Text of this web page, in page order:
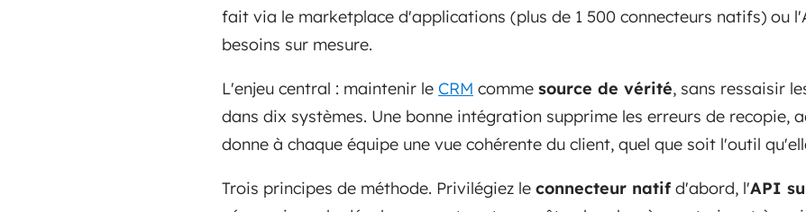
fait via le marketplace d'applications (plus de 1 500 connecteurs natifs) ou
besoins sur mesure.
L'enjeu central : maintenir le CRM comme source de vérité, sans ressaisir
dans dix systèmes. Une bonne intégration supprime les erreurs de recopie,
donne à chaque équipe une vue cohérente du client, quel que soit l'outil
Trois principes de méthode. Privilégiez le connecteur natif d'abord, l'API